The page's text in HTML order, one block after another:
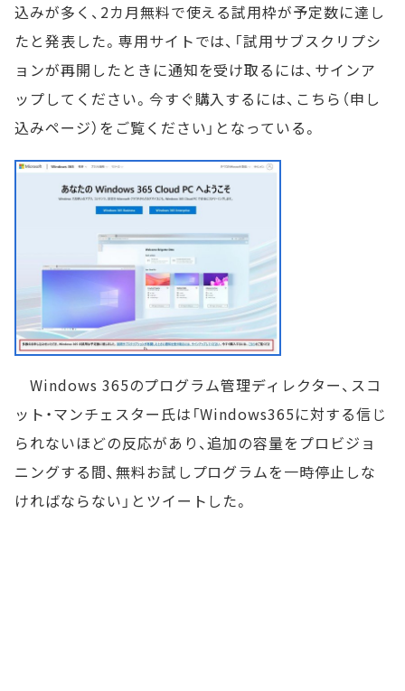
込みが多く、2カ月無料で使える試用枠が予定数に達し
たと発表した。専用サイトでは、「試用サブスクリプシ
ョンが再開したときに通知を受け取るには、サインア
ップしてください。今すぐ購入するには、こちら（申し
込みページ）をご覧ください」となっている。
Windows 365のプログラム管理ディレクター、スコ
ット・マンチェスター氏は「Windows365に対する信じ
られないほどの反応があり、追加の容量をプロビジョ
ニングする間、無料お試しプログラムを一時停止しな
ければならない」とツイートした。